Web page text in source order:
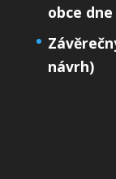
obce dne
návrh)